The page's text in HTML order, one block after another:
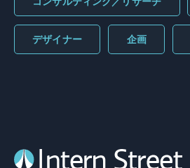
デザイナー 企画